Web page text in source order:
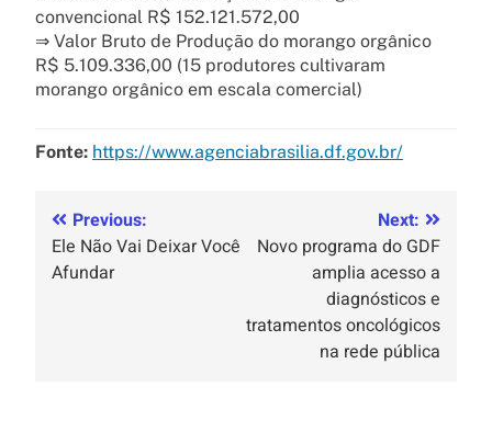
convencional R$ 152.121.572,00
⇒ Valor Bruto de Produção do morango orgânico
R$ 5.109.336,00 (15 produtores cultivaram
morango orgânico em escala comercial)
Fonte: https://www.agenciabrasilia.df.gov.br/
Previous:
Ele Não Vai Deixar Você
Afundar
Next:
Novo programa do GDF
amplia acesso a
diagnósticos e
tratamentos oncológicos
na rede pública